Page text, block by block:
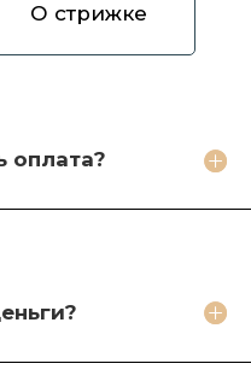
О стрижке
оплата?
сделать?
Вам?